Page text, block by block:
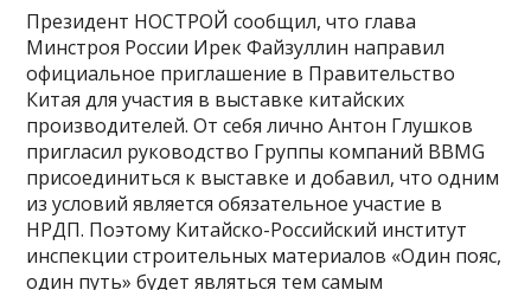
Президент НОСТРОЙ сообщил, что глава
Минстроя России Ирек Файзуллин направил
официальное приглашение в Правительство
Китая для участия в выставке китайских
производителей. От себя лично Антон Глушков
пригласил руководство Группы компаний BBMG
присоединиться к выставке и добавил, что одним
из условий является обязательное участие в
НРДП. Поэтому Китайско-Российский институт
инспекции строительных материалов «Один пояс,
один путь» будет являться тем самым